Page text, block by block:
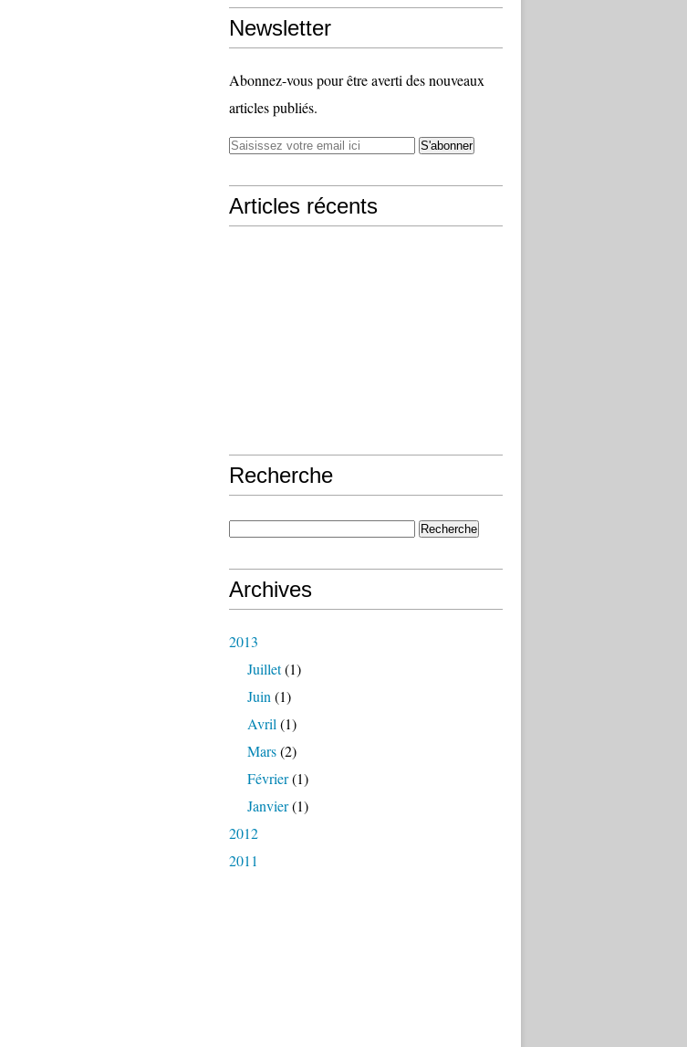
Newsletter
Abonnez-vous pour être averti des nouveaux
articles publiés.
Articles récents
Recherche
Archives
2013
Juillet(1)
Juin (1)
Avril (1)
Mars(2)
Février(1)
Janvier(1)
2012
2011